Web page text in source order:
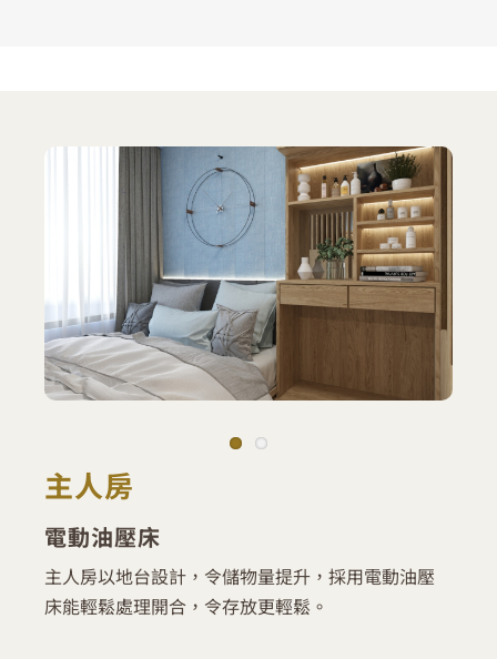
主人房
電動油壓床
主人房以地台設計，令儲物量提升，採用電動油壓
床能輕鬆處理開合，令存放更輕鬆。